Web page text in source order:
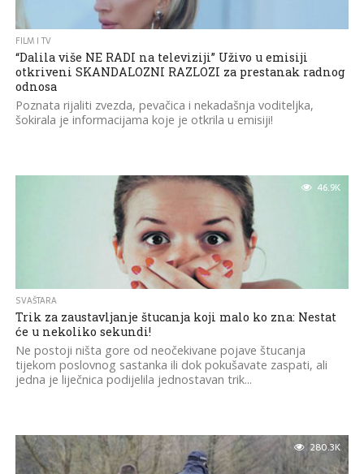
FILM I TV
“Dalila više NE RADI na televiziji” Uživo u emisiji
otkriveni SKANDALOZNI RAZLOZI za prestanak radnog
odnosa
Poznata rijaliti zvezda, pevačica i nekadašnja voditeljka,
šokirala je informacijama koje je otkrila u emisiji!
46.9K
SVAŠTARA
Trik za zaustavljanje štucanja koji malo ko zna: Nestat
će u nekoliko sekundi!
Ne postoji ništa gore od neočekivane pojave štucanja
tijekom poslovnog sastanka ili dok pokušavate zaspati, ali
jedna je liječnica podijelila jednostavan trik...
280.3K